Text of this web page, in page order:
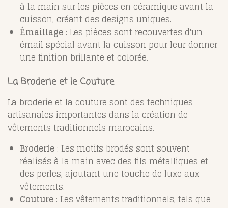
à la main sur les pièces en céramique avant la
cuisson, créant des designs uniques.
Émaillage : Les pièces sont recouvertes d'un
émail spécial avant la cuisson pour leur donner
une finition brillante et colorée.
La Broderie et le Couture
La broderie et la couture sont des techniques
artisanales importantes dans la création de
vêtements traditionnels marocains.
Broderie : Les motifs brodés sont souvent
réalisés à la main avec des fils métalliques et
des perles, ajoutant une touche de luxe aux
vêtements.
Couture : Les vêtements traditionnels, tels que